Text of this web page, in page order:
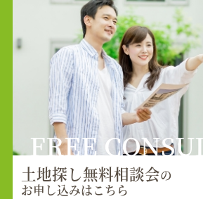
FREE
土地探し無料相談会の
お申し込みはこちら